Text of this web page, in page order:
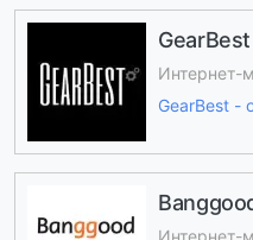
GearBest
Интернет-
GearBest -